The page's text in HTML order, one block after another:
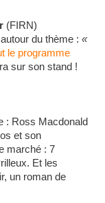
(FIRN)
du thème : «
le programme
sur son stand !
: Ross Macdonald
et son
marché : 7
Et les
un roman de